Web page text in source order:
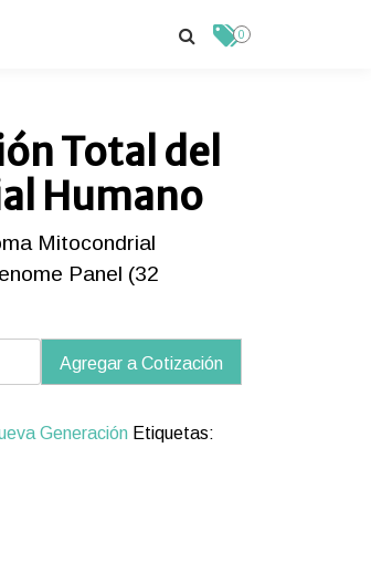
0
Total del
Humano
Mitocondrial
Panel (32
Agregar a Cotización
Generación Etiquetas: